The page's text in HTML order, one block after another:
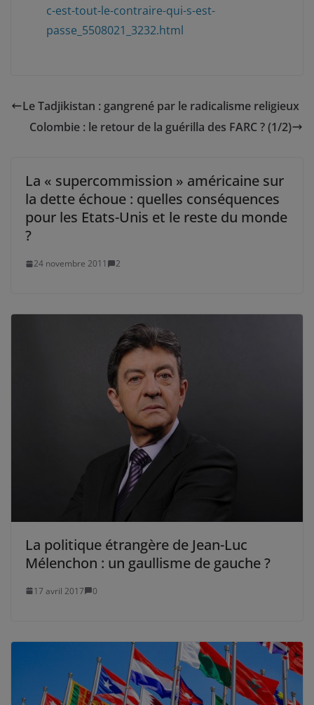
c-est-tout-le-contraire-qui-s-est-
passe_5508021_3232.html
Le Tadjikistan : gangrené par le radicalisme religieux
Colombie : le retour de la guérilla des FARC ? (1/2)
La « supercommission » américaine sur
la dette échoue : quelles conséquences
pour les Etats-Unis et le reste du monde
?
24 novembre 2011 2
La politique étrangère de Jean-Luc
Mélenchon : un gaullisme de gauche ?
17 avril 2017 0